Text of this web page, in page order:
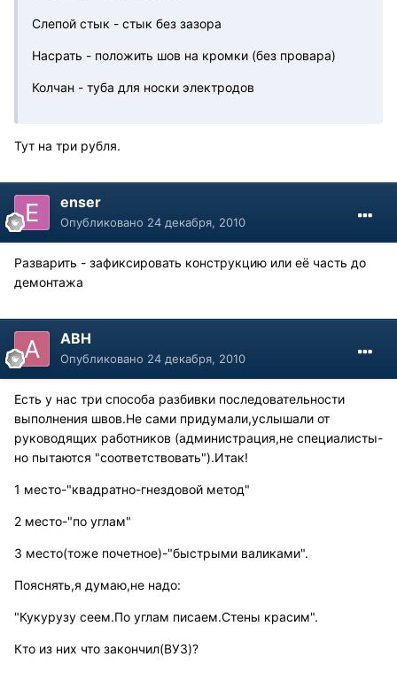
Слепой стык - стык без зазора
Насрать - положить шов на кромки (без провара)
Колчан - туба для носки электродов
Тут на три рубля.
enser
Опубликовано 24 декабря, 2010
Разварить - зафиксировать конструкцию или её часть до
демонтажа
АВН
Опубликовано 24 декабря, 2010
Есть у нас три способа разбивки последовательности
выполнения швов.Не сами придумали,услышали от
руководящих работников (администрация,не специалисты-
но пытаются "соответствовать").Итак!
1 место-"квадратно-гнездовой метод"
2 место-"по углам"
3 место(тоже почетное)-"быстрыми валиками".
Пояснять,я думаю,не надо:
"Кукурузу сеем.По углам писаем.Стены красим".
Кто из них что закончил(ВУЗ)?